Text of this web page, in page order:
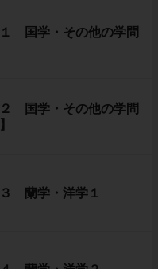
国学・その他の学問
国学・その他の学問
蘭学・洋学１